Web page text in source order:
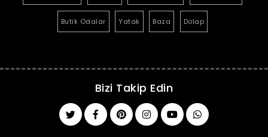
Butik Odalar Yatak Baza Dolap
Bizi Takip Edin